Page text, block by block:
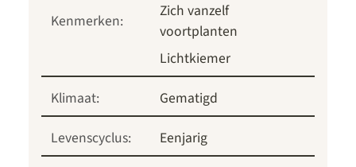
Kenmerken:
Zich vanzelf
voortplanten
Lichtkiemer
Klimaat:
Gematigd
Levenscyclus:
Eenjarig